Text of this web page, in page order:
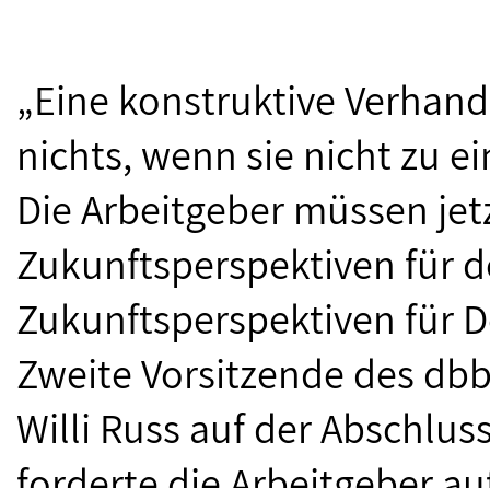
„Eine konstruktive
nichts, wenn sie nicht zu
Die Arbeitgeber müssen
Zukunftsperspektiven für
Zukunftsperspektiven für
Zweite Vorsitzende des
Willi Russ auf der